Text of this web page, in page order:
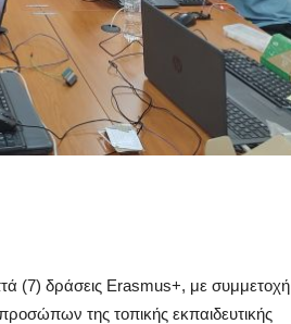
(7) δράσεις Erasmus+, με συμμετοχή
της τοπικής εκπαιδευτικής